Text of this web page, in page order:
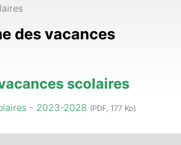
des vacances
scolaires
- 2023-2028 (PDF, 177 Ko)